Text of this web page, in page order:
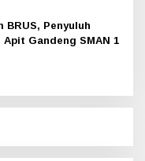
BRUS, Penyuluh
Gandeng SMAN 1